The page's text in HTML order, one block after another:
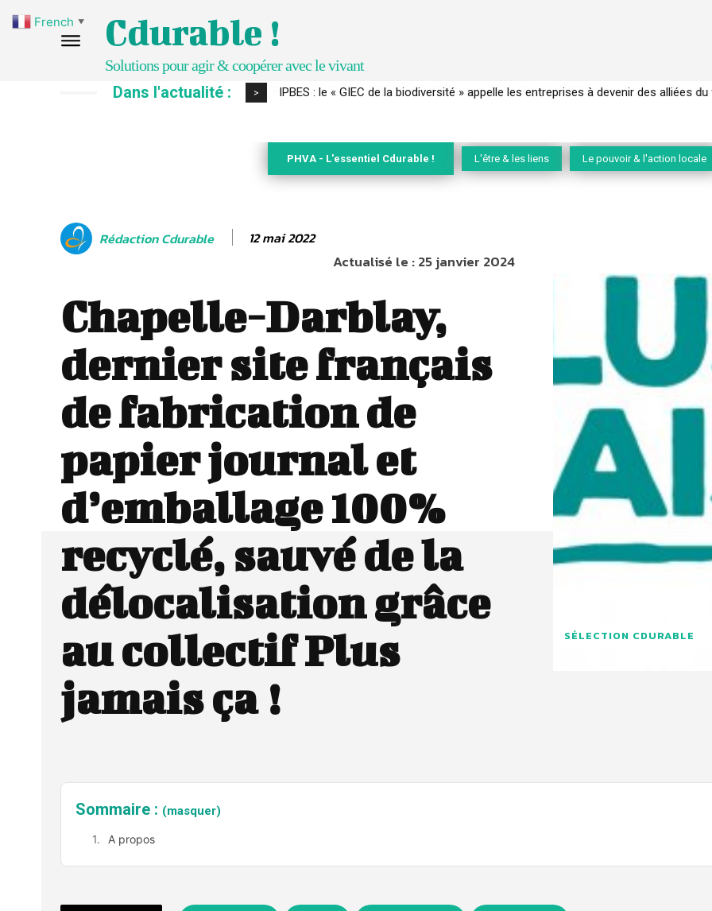
Cdurable !
Solutions pour agir & coopérer avec le vivant
Dans l'actualité : > IPBES : le « GIEC de la biodiversité » appelle les entreprises à devenir des alliées du
PHVA - L'essentiel Cdurable ! L'être & les liens Le pouvoir & l'action locale
Rédaction Cdurable 12 mai 2022
Actualisé le :25 janvier 2024
Chapelle-Darblay,
dernier site français
de fabrication de
papier journal et
d’emballage 100%
recyclé, sauvé de la
délocalisation grâce
au collectif Plus
jamais ça !
SÉLECTION CDURABLE
Sommaire : (masquer)
A propos
French ▼